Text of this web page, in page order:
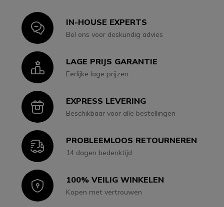
IconIN-HOUSE EXPERTS
Bel ons voor deskundig advies
IconLAGE PRIJS GARANTIE
Eerlijke lage prijzen
IconEXPRESS LEVERING
Beschikbaar voor alle bestellingen
IconPROBLEEMLOOS RETOURNEREN
14 dagen bedenktijd
Icon100% VEILIG WINKELEN
Kopen met vertrouwen